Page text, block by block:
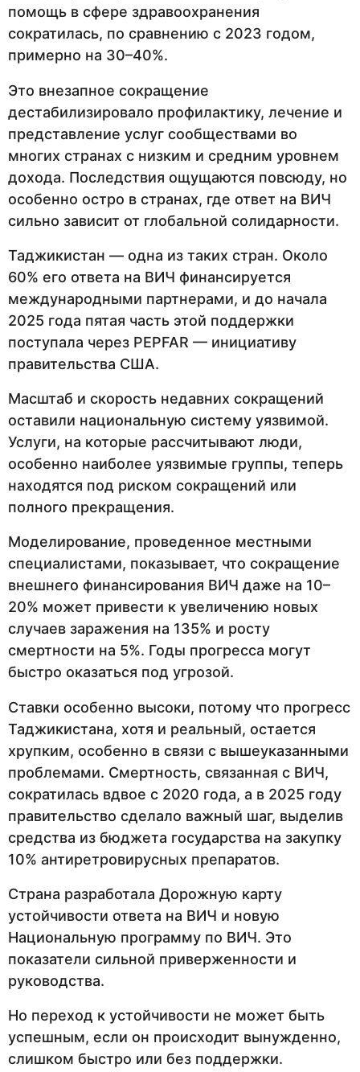
помощь в сфере здравоохранения
сократилась, по сравнению с 2023 годом,
примерно на 30–40%.
Это внезапное сокращение
дестабилизировало профилактику, лечение и
представление услуг сообществами во
многих странах с низким и средним уровнем
дохода. Последствия ощущаются повсюду, но
особенно остро в странах, где ответ на ВИЧ
сильно зависит от глобальной солидарности.
Таджикистан — одна из таких стран. Около
60% его ответа на ВИЧ финансируется
международными партнерами, и до начала
2025 года пятая часть этой поддержки
поступала через PEPFAR — инициативу
правительства США.
Масштаб и скорость недавних сокращений
оставили национальную систему уязвимой.
Услуги, на которые рассчитывают люди,
особенно наиболее уязвимые группы, теперь
находятся под риском сокращений или
полного прекращения.
Моделирование, проведенное местными
специалистами, показывает, что сокращение
внешнего финансирования ВИЧ даже на 10–
20% может привести к увеличению новых
случаев заражения на 135% и росту
смертности на 5%. Годы прогресса могут
быстро оказаться под угрозой.
Ставки особенно высоки, потому что прогресс
Таджикистана, хотя и реальный, остается
хрупким, особенно в связи с вышеуказанными
проблемами. Смертность, связанная с ВИЧ,
сократилась вдвое с 2020 года, а в 2025 году
правительство сделало важный шаг, выделив
средства из бюджета государства на закупку
10% антиретровирусных препаратов.
Страна разработала Дорожную карту
устойчивости ответа на ВИЧ и новую
Национальную программу по ВИЧ. Это
показатели сильной приверженности и
руководства.
Но переход к устойчивости не может быть
успешным, если он происходит вынужденно,
слишком быстро или без поддержки.